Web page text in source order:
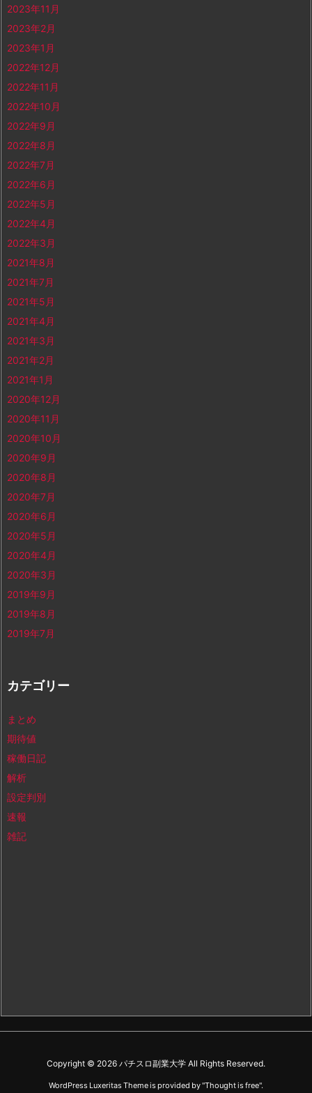
2023年11月
2023年2月
2023年1月
2022年12月
2022年11月
2022年10月
2022年9月
2022年8月
2022年7月
2022年6月
2022年5月
2022年4月
2022年3月
2021年8月
2021年7月
2021年5月
2021年4月
2021年3月
2021年2月
2021年1月
2020年12月
2020年11月
2020年10月
2020年9月
2020年8月
2020年7月
2020年6月
2020年5月
2020年4月
2020年3月
2019年9月
2019年8月
2019年7月
カテゴリー
まとめ
期待値
稼働日記
解析
設定判別
速報
雑記
Copyright © 2026 パチスロ副業大学 All Rights Reserved.
WordPress Luxeritas Theme is provided by "Thought is free".